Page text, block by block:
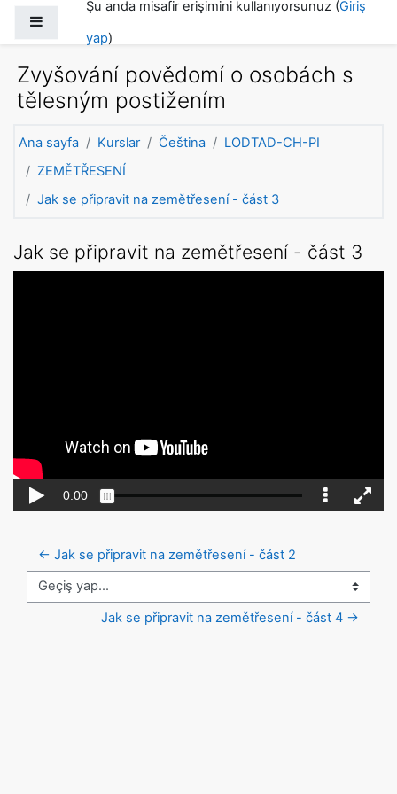
Şu anda misafir erişimini kullanıyorsunuz (Giriş
yap)
Zvyšování povědomí o osobách s
tělesným postižením
Ana sayfa Kurslar Čeština
LODTAD-CH-PI
ZEMĚTŘESENÍ
Jak se připravit na zemětřesení - část 3
Jak se připravit na zemětřesení - část 3
← Jak se připravit na zemětřesení - část 2
Geçiş yap...
Jak se připravit na zemětřesení - část 4 →